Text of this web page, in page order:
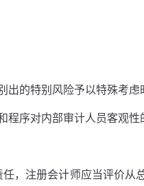
出的特别风险予以特殊考虑
序对内部审计人员客观性
，注册会计师应当评价从